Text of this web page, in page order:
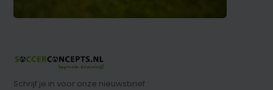
Schrijf je in voor onze nieuwsbrief